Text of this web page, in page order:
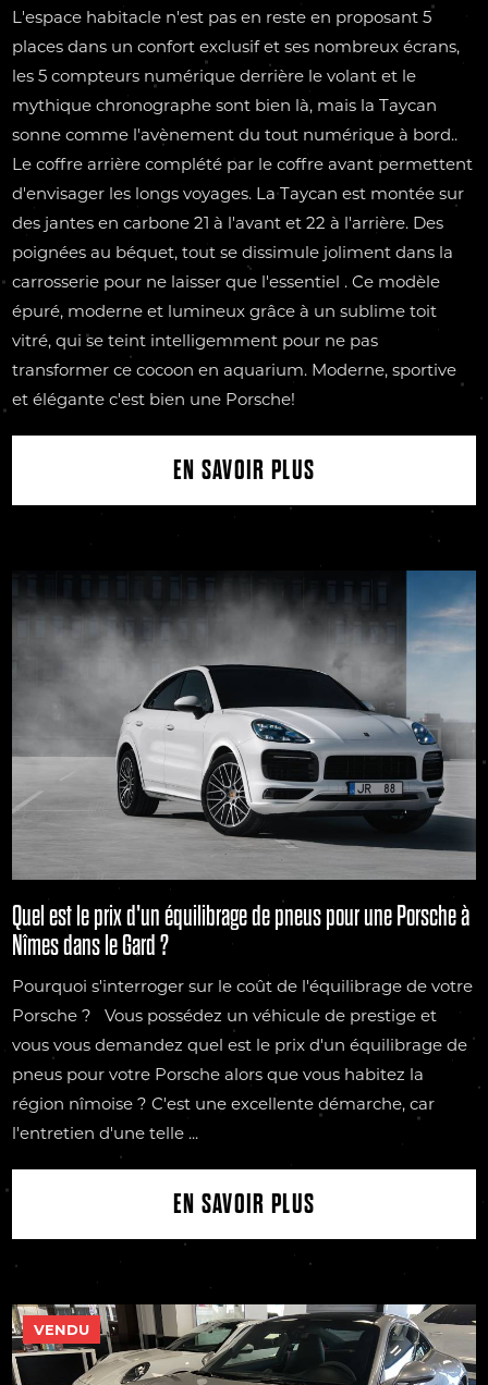
L'espace habitacle n'est pas en reste en proposant 5
places dans un confort exclusif et ses nombreux écrans,
les 5 compteurs numérique derrière le volant et le
mythique chronographe sont bien là, mais la Taycan
sonne comme l'avènement du tout numérique à bord..
Le coffre arrière complété par le coffre avant permettent
d'envisager les longs voyages. La Taycan est montée sur
des jantes en carbone 21 à l'avant et 22 à l'arrière. Des
poignées au béquet, tout se dissimule joliment dans la
carrosserie pour ne laisser que l'essentiel . Ce modèle
épuré, moderne et lumineux grâce à un sublime toit
vitré, qui se teint intelligemment pour ne pas
transformer ce cocoon en aquarium. Moderne, sportive
et élégante c'est bien une Porsche!
EN SAVOIR PLUS
Quel est le prix d'un équilibrage de pneus pour une Porsche à
Nîmes dans le Gard ?
Pourquoi s'interroger sur le coût de l'équilibrage de votre
Porsche ? Vous possédez un véhicule de prestige et
vous vous demandez quel est le prix d'un équilibrage de
pneus pour votre Porsche alors que vous habitez la
région nîmoise ? C'est une excellente démarche, car
l'entretien d'une telle ...
EN SAVOIR PLUS
VENDU